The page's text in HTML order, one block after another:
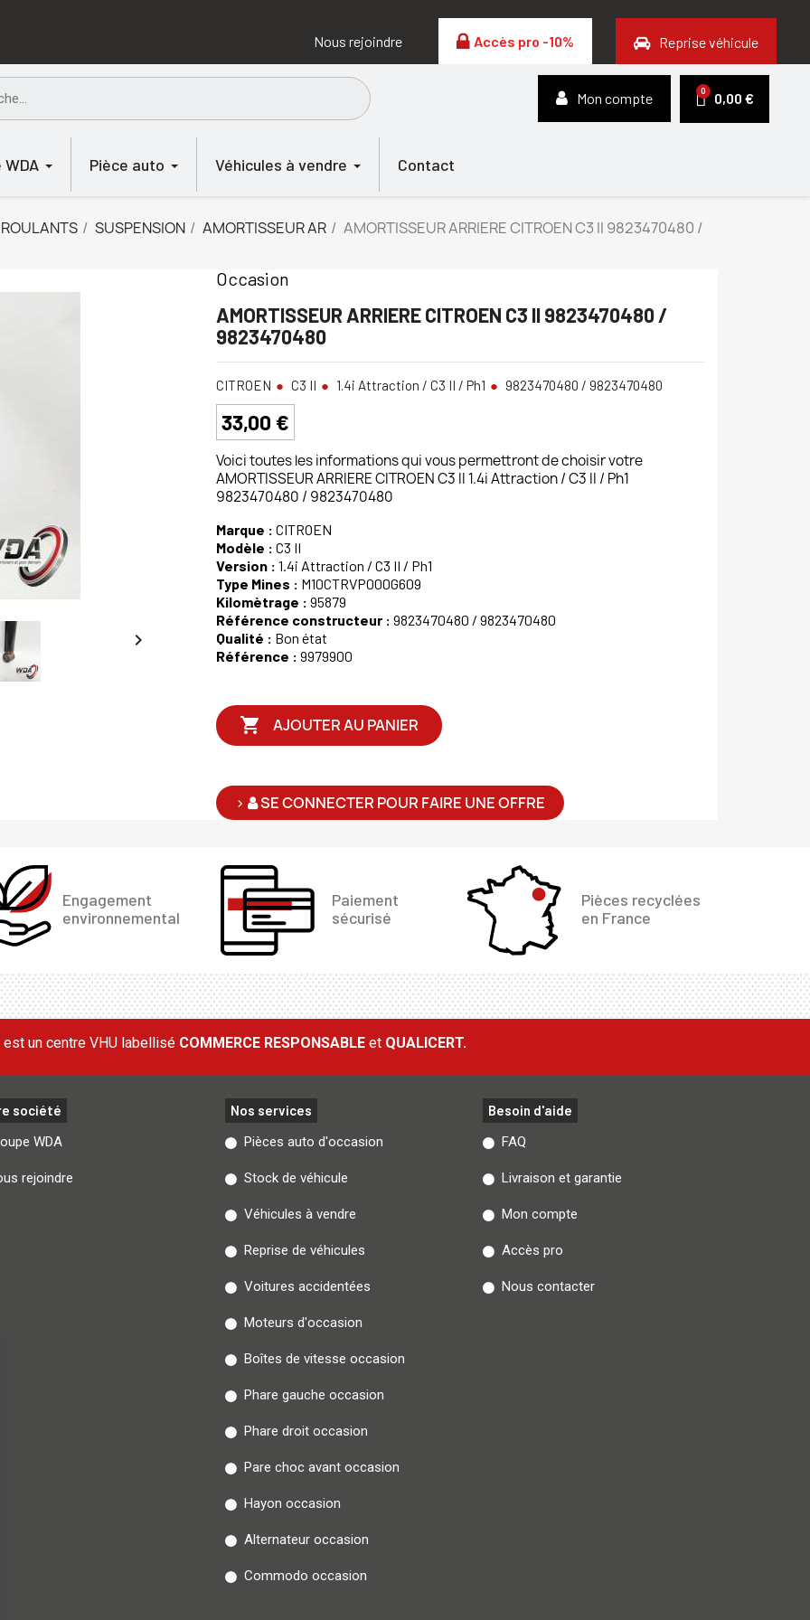
Nous rejoindre Accès pro -10% Reprise véhicule
Mon compte 0,00 €
WDA Pièce auto Véhicules à vendre Contact
SUSPENSION AMORTISSEUR AR AMORTISSEUR ARRIERE CITROEN C3 II 9823470480 /

Occasion
AMORTISSEUR ARRIERE CITROEN C3 II 9823470480 /
9823470480
CITROEN C3 II 1.4i Attraction / C3 II / Ph1 9823470480 / 9823470480
33,00 €
Voici toutes les informations qui vous permettront de choisir votre
AMORTISSEUR ARRIERE CITROEN C3 II 1.4i Attraction / C3 II / Ph1
9823470480 / 9823470480
Marque : CITROEN
Modèle : C3 II
Version : 1.4i Attraction / C3 II / Ph1
Type Mines : M10CTRVP000G609
Kilomètrage : 95879
Référence constructeur : 9823470480 / 9823470480
Qualité : Bon état
Référence : 9979900
 AJOUTER AU PANIER
> SE CONNECTER POUR FAIRE UNE OFFRE
Engagement
environnemental
Paiement
sécurisé
Pièces recyclées
en France
est un centre VHU labellisé COMMERCE RESPONSABLE et QUALICERT.
société
WDA
rejoindre
Nos services
Pièces auto d'occasion
Stock de véhicule
Véhicules à vendre
Reprise de véhicules
Voitures accidentées
Moteurs d'occasion
Boîtes de vitesse occasion
Phare gauche occasion
Phare droit occasion
Pare choc avant occasion
Hayon occasion
Alternateur occasion
Commodo occasion
Besoin d'aide
FAQ
Livraison et garantie
Mon compte
Accès pro
Nous contacter